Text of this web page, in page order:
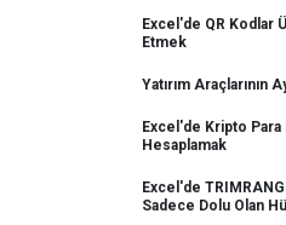
Excel'de QR Kodlar
Etmek
Yatırım Araçlarının
Excel'de Kripto
Hesaplamak
Excel'de
Sadece Dolu Olan